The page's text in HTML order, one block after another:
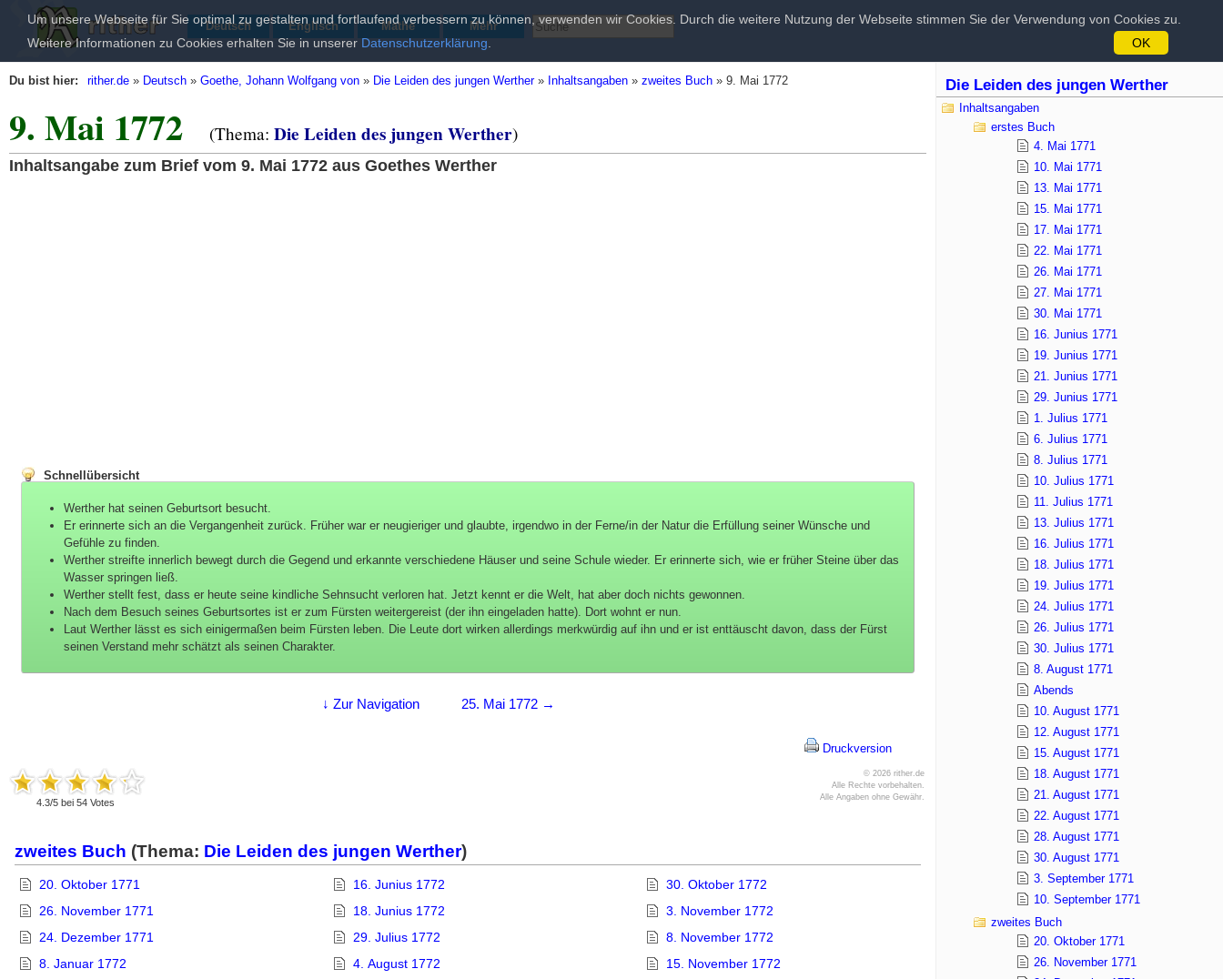
Deutsch Englisch Mathe Mehr
Du bist hier: rither.de » Deutsch »Goethe, Johann Wolfgang von » Die Leiden des jungen Werther» Inhaltsangaben »zweites Buch »9. Mai 1772
9. Mai 1772 (Thema:Die Leiden des jungen Werther)
Inhaltsangabe zum Brief vom 9. Mai 1772 aus Goethes Werther
Schnellübersicht
Werther hat seinen Geburtsort besucht.
Er erinnerte sich an die Vergangenheit zurück. Früher war er neugieriger und glaubte, irgendwo in der Ferne/in der Natur die Erfüllung seiner Wünsche und
Gefühle zu finden.
Werther streifte innerlich bewegt durch die Gegend und erkannte verschiedene Häuser und seine Schule wieder. Er erinnerte sich, wie er früher Steine über das
Wasser springen ließ.
Werther stellt fest, dass er heute seine kindliche Sehnsucht verloren hat. Jetzt kennt er die Welt, hat aber doch nichts gewonnen.
Nach dem Besuch seines Geburtsortes ist er zum Fürsten weitergereist (der ihn eingeladen hatte). Dort wohnt er nun.
Laut Werther lässt es sich einigermaßen beim Fürsten leben. Die Leute dort wirken allerdings merkwürdig auf ihn und er ist enttäuscht davon, dass der Fürst
seinen Verstand mehr schätzt als seinen Charakter.
↓ Zur Navigation 25. Mai 1772 →
Druckversion
4.3/5 bei 54 Votes
© 2026 rither.de
Alle Rechte vorbehalten.
Alle Angaben ohne Gewähr.
zweites Buch (Thema: Die Leiden des jungen Werther)
20. Oktober 1771
26. November 1771
24. Dezember 1771
8. Januar 1772
16. Junius 1772
18. Junius 1772
29. Julius 1772
4. August 1772
30. Oktober 1772
3. November 1772
8. November 1772
15. November 1772
Die Leiden des jungen Werther
Inhaltsangaben
erstes Buch
4. Mai 1771
10. Mai 1771
13. Mai 1771
15. Mai 1771
17. Mai 1771
22. Mai 1771
26. Mai 1771
27. Mai 1771
30. Mai 1771
16. Junius 1771
19. Junius 1771
21. Junius 1771
29. Junius 1771
1. Julius 1771
6. Julius 1771
8. Julius 1771
10. Julius 1771
11. Julius 1771
13. Julius 1771
16. Julius 1771
18. Julius 1771
19. Julius 1771
24. Julius 1771
26. Julius 1771
30. Julius 1771
8. August 1771
Abends
10. August 1771
12. August 1771
15. August 1771
18. August 1771
21. August 1771
22. August 1771
28. August 1771
30. August 1771
3. September 1771
10. September 1771
zweites Buch
20. Oktober 1771
26. November 1771
Um unsere Webseite für Sie optimal zu gestalten und fortlaufend verbessern zu können, verwenden wir Cookies. Durch die weitere Nutzung der Webseite stimmen Sie der Verwendung von Cookies zu.
Weitere Informationen zu Cookies erhalten Sie in unserer Datenschutzerklärung OK